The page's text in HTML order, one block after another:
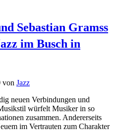
Sebastian Gramss
im Busch in
von Jazz
neuen Verbindungen und
würfelt Musiker in so
zusammen. Andererseits
im Vertrauten zum Charakter